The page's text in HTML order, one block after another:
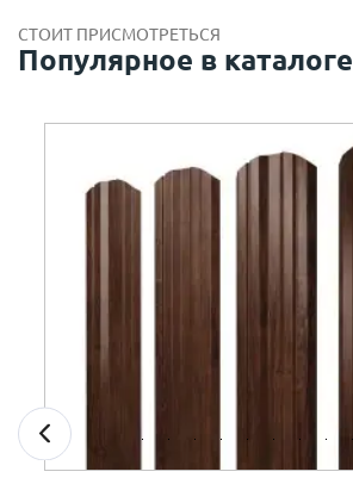
СТОИТ ПРИСМОТРЕТЬСЯ
Популярное в каталоге